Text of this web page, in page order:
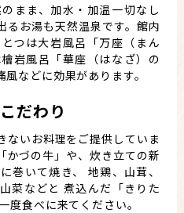
まま、加水・加温一切なし
るお湯も天然温泉です。館内
つは大岩風呂「万座（まん
岩風呂「華座（はなざ）の
などに効果があります。
だわり
ないお料理をご提供していま
かづの牛」や、炊き立ての新
巻いて焼き、 地鶏、山茸、
菜などと 煮込んだ「きりた
度食べに来てください。